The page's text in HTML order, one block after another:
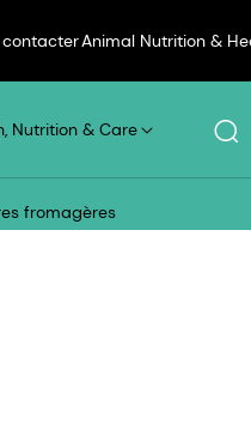
contacterAnimal Nutrition &
Nutrition & Care
fromagères